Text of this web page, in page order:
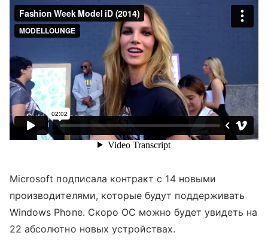
Microsoft подписала контракт с 14 новыми
производителями, которые будут поддерживать
Windows Phone. Скоро ОС можно будет увидеть на
22 абсолютно новых устройствах.